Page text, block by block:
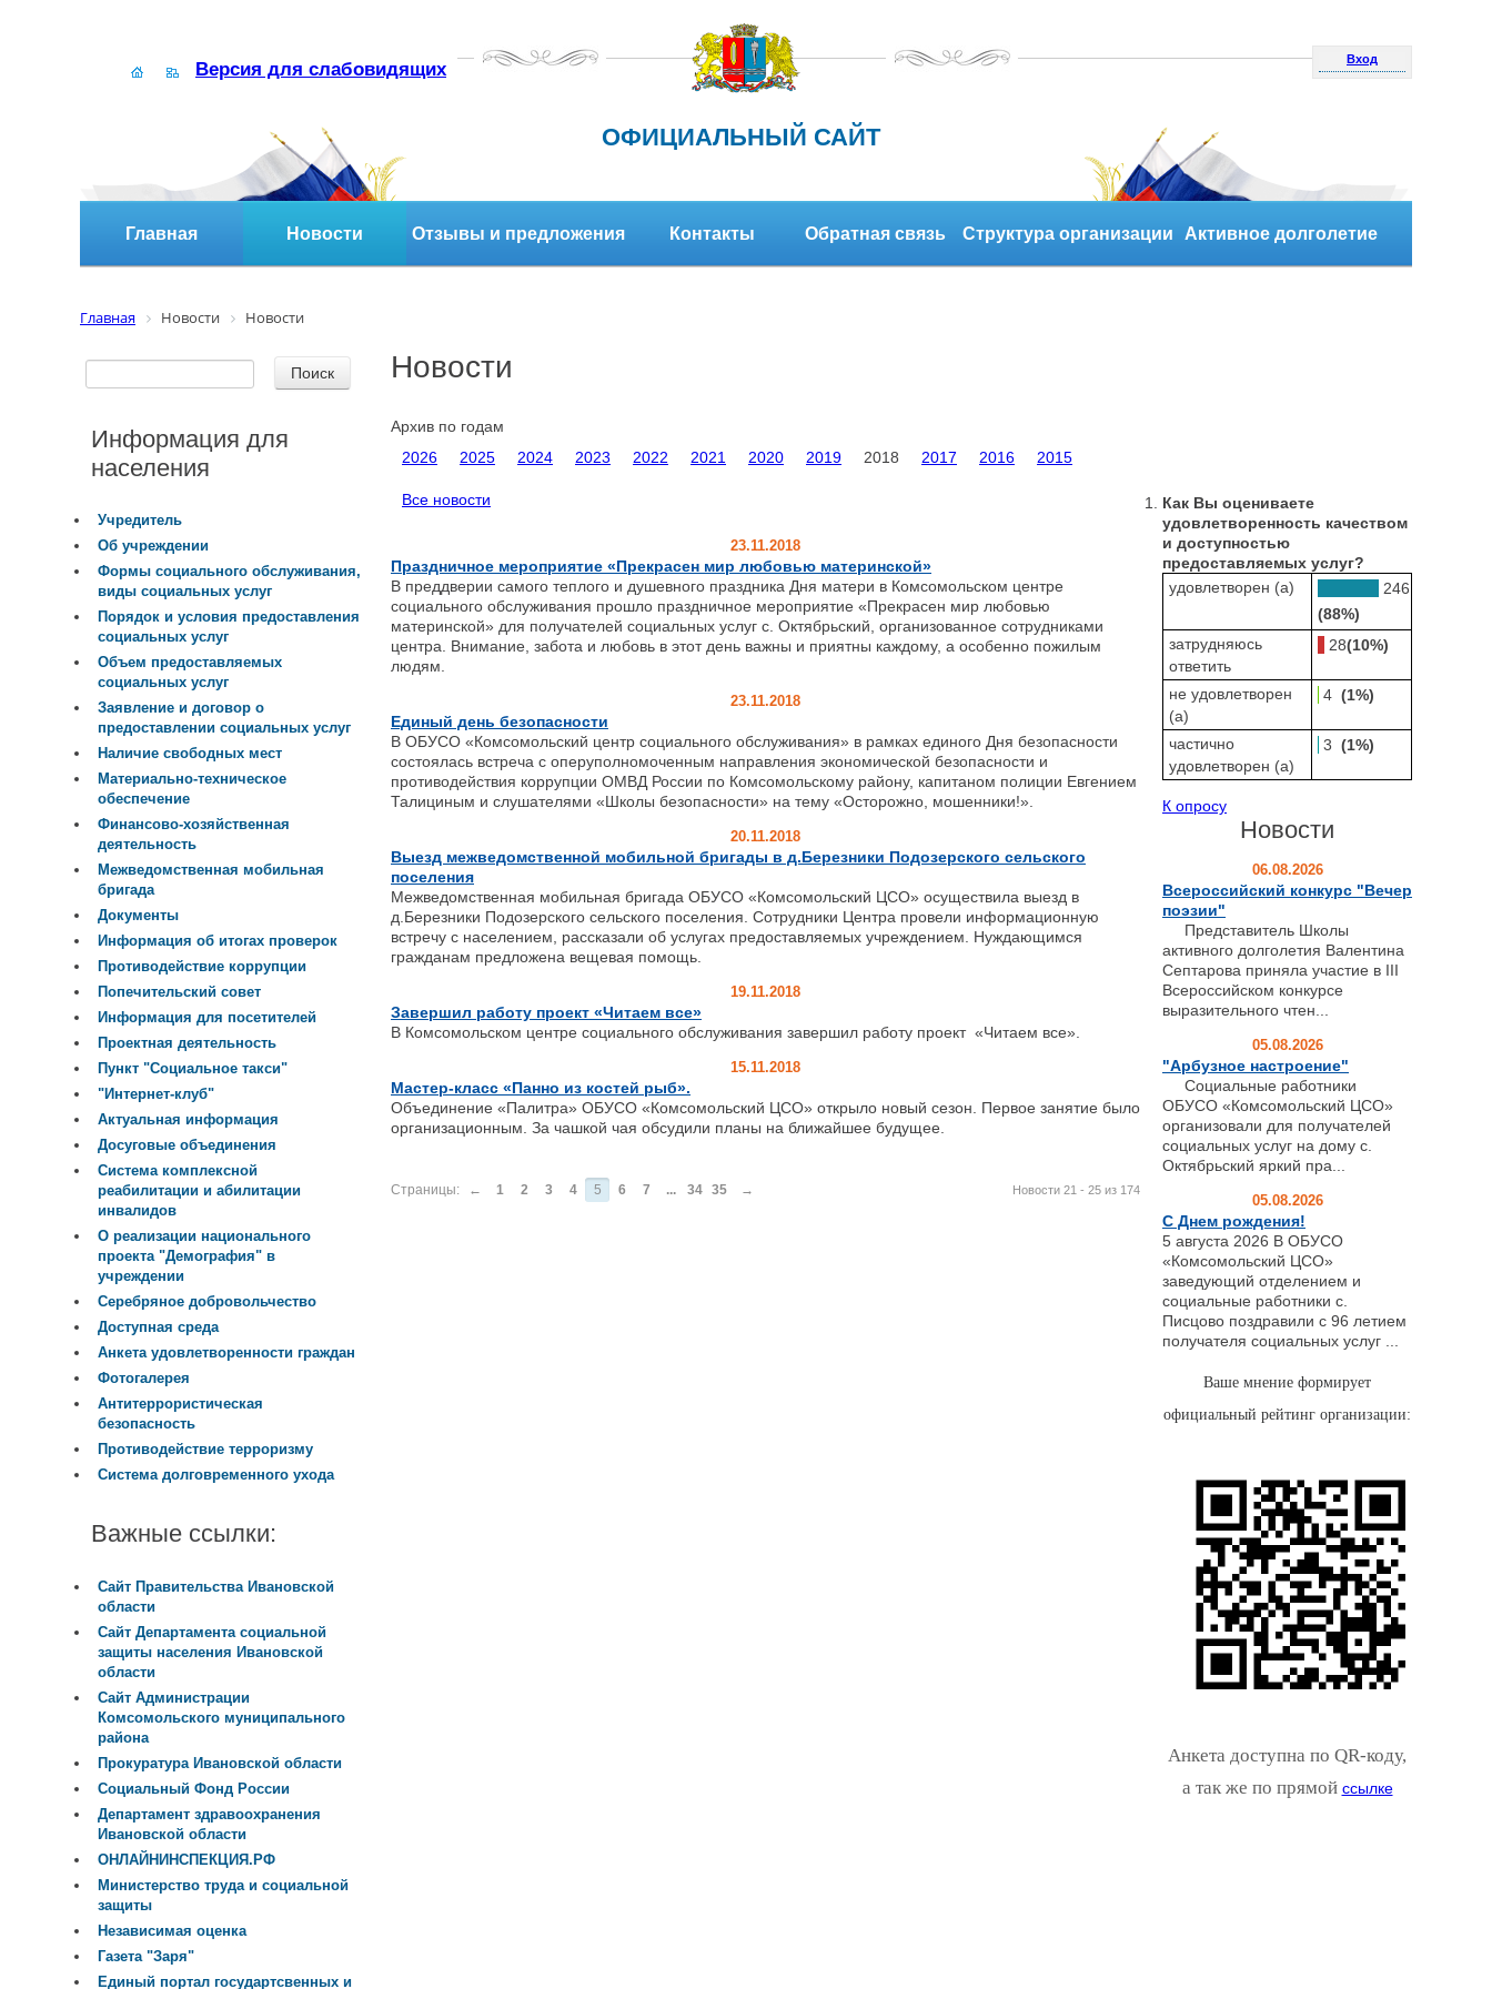
Версия для слабовидящих Вход
ОФИЦИАЛЬНЫЙ САЙТ
Главная Новости Отзывы и предложения Контакты Обратная связь Структура организации Активное долголетие
Главная Новости Новости
Новости
Архив по годам
2026
2025 2024 2023 2022 2021 2020 2019 2018 2017 2016 2015
Все новости
23.11.2018
Праздничное мероприятие «Прекрасен мир любовью материнской»
В преддверии самого теплого и душевного праздника Дня матери в Комсомольском центре
социального обслуживания прошло праздничное мероприятие «Прекрасен мир любовью
материнской» для получателей социальных услуг с. Октябрьский, организованное сотрудниками
центра. Внимание, забота и любовь в этот день важны и приятны каждому, а особенно пожилым
людям.
23.11.2018
Единый день безопасности
В ОБУСО «Комсомольский центр социального обслуживания» в рамках единого Дня безопасности
состоялась встреча с оперуполномоченным направления экономической безопасности и
противодействия коррупции ОМВД России по Комсомольскому району, капитаном полиции Евгением
Талициным и слушателями «Школы безопасности» на тему «Осторожно, мошенники!».
20.11.2018
Выезд межведомственной мобильной бригады в д.Березники Подозерского сельского
поселения
Межведомственная мобильная бригада ОБУСО «Комсомольский ЦСО» осуществила выезд в
д.Березники Подозерского сельского поселения. Сотрудники Центра провели информационную
встречу с населением, рассказали об услугах предоставляемых учреждением. Нуждающимся
гражданам предложена вещевая помощь.
19.11.2018
Завершил работу проект «Читаем все»
В Комсомольском центре социального обслуживания завершил работу проект «Читаем все».
15.11.2018
Мастер-класс «Панно из костей рыб».
Объединение «Палитра» ОБУСО «Комсомольский ЦСО» открыло новый сезон. Первое занятие было
организационным. За чашкой чая обсудили планы на ближайшее будущее.
Новости 21 - 25 из 174
Страницы: ← 1 2 3 4 5 6 7 ... 34 35 →
Информация для
населения
Учредитель
Об учреждении
Формы социального обслуживания,
виды социальных услуг
Порядок и условия предоставления
социальных услуг
Объем предоставляемых
социальных услуг
Заявление и договор о
предоставлении социальных услуг
Наличие свободных мест
Материально-техническое
обеспечение
Финансово-хозяйственная
деятельность
Межведомственная мобильная
бригада
Документы
Информация об итогах проверок
Противодействие коррупции
Попечительский совет
Информация для посетителей
Проектная деятельность
Пункт "Социальное такси"
"Интернет-клуб"
Актуальная информация
Досуговые объединения
Система комплексной
реабилитации и абилитации
инвалидов
О реализации национального
проекта "Демография" в
учреждении
Серебряное добровольчество
Доступная среда
Анкета удовлетворенности граждан
Фотогалерея
Антитеррористическая
безопасность
Противодействие терроризму
Система долговременного ухода
Важные ссылки:
Сайт Правительства Ивановской
области
Сайт Департамента социальной
защиты населения Ивановской
области
Сайт Администрации
Комсомольского муниципального
района
Прокуратура Ивановской области
Социальный Фонд России
Департамент здравоохранения
Ивановской области
ОНЛАЙНИНСПЕКЦИЯ.РФ
Министерство труда и социальной
защиты
Независимая оценка
Газета "Заря"
Единый портал государтсвенных и
Как Вы оцениваете
удовлетворенность качеством
и доступностью
предоставляемых услуг?
удовлетворен (а)
246
(88%)
затрудняюсь
ответить
28(10%)
не удовлетворен
(а)
4 (1%)
частично
удовлетворен (а)
3 (1%)
К опросу
Новости
06.08.2026
Всероссийский конкурс "Вечер
поэзии"
Представитель Школы
активного долголетия Валентина
Септарова приняла участие в III
Всероссийском конкурсе
выразительного чтен...
05.08.2026
"Арбузное настроение"
Социальные работники
ОБУСО «Комсомольский ЦСО»
организовали для получателей
социальных услуг на дому с.
Октябрьский яркий пра...
05.08.2026
С Днем рождения!
5 августа 2026 В ОБУСО
«Комсомольский ЦСО»
заведующий отделением и
социальные работники с.
Писцово поздравили с 96 летием
получателя социальных услуг ...
Ваше мнение формирует
официальный рейтинг организации:
Анкета доступна по QR-коду,
а так же по прямой ссылке